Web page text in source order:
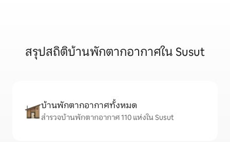
สรุปสถิติบ้านพักตากอากาศใน Susut
บ้านพักตากอากาศทั้งหมด
สำรวจบ้านพักตากอากาศ 110 แห่งใน Susut